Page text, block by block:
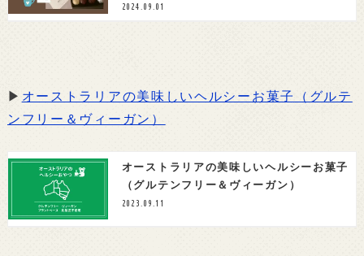
2024.09.01
▶ オーストラリアの美味しいヘルシーお菓子（グルテ
ンフリー＆ヴィーガン）
オーストラリアの美味しいヘルシーお菓子
（グルテンフリー＆ヴィーガン）
2023.09.11